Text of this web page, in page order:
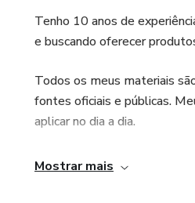
Tenho 10 anos de
e buscando oferecer
Todos os meus materiais
fontes oficiais e públicas.
aplicar no dia a dia.
Aqui você encontrará e-
Mostrar mais